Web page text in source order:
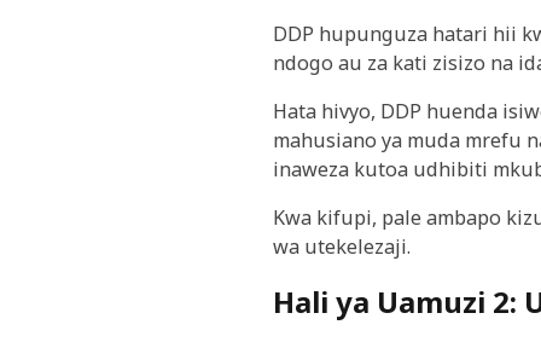
DDP hupunguza hatari hii
ndogo au za kati zisizo na
Hata hivyo, DDP huenda
mahusiano ya muda mrefu
inaweza kutoa udhibiti
Kwa kifupi, pale ambapo
wa utekelezaji.
Hali ya Uamuzi 2: